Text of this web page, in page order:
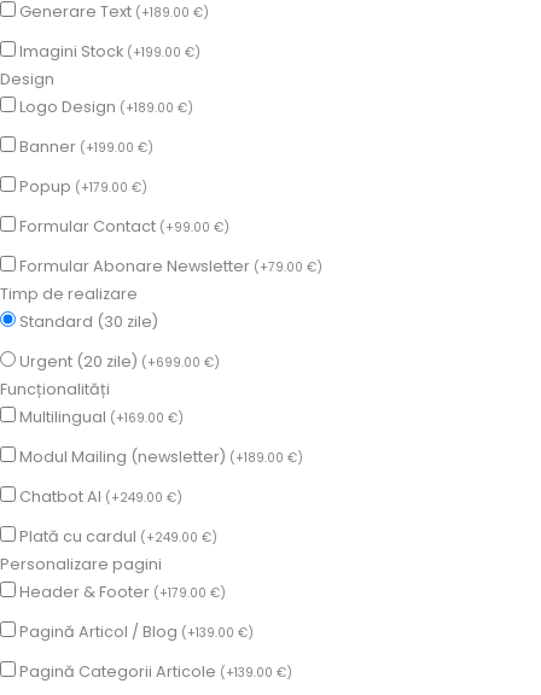
Generare Text (+189.00 €)
Imagini Stock (+199.00 €)
Design
Logo Design (+189.00 €)
Banner (+199.00 €)
Popup (+179.00 €)
Formular Contact (+99.00 €)
Formular Abonare Newsletter (+79.00 €)
Timp de realizare
Standard (30 zile)
Urgent (20 zile) (+699.00 €)
Funcționalități
Multilingual (+169.00 €)
Modul Mailing (newsletter) (+189.00 €)
Chatbot AI (+249.00 €)
Plată cu cardul (+249.00 €)
Personalizare pagini
Header & Footer (+179.00 €)
Pagină Articol / Blog (+139.00 €)
Pagină Categorii Articole (+139.00 €)